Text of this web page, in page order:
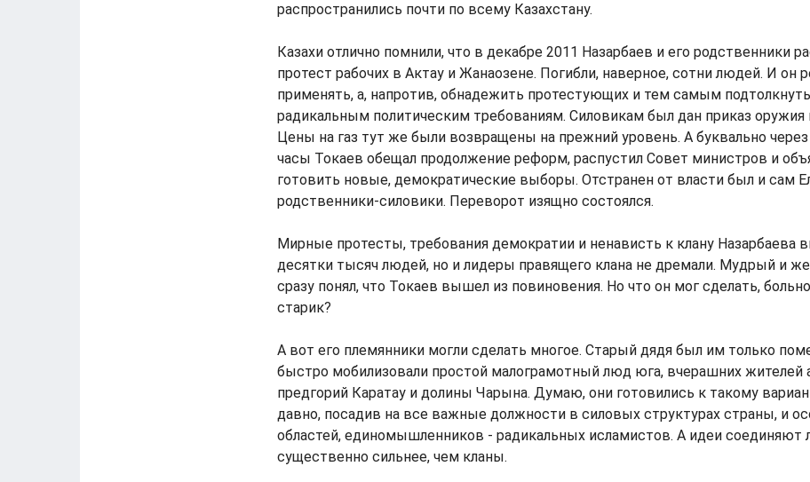
распространились почти по всему Казахстану.
Казахи отлично помнили, что в декабре 2011 Назарбаев и его родственники
протест рабочих в Актау и Жанаозене. Погибли, наверное, сотни людей. И он
применять, а, напротив, обнадежить протестующих и тем самым
радикальным политическим требованиям. Силовикам был дан приказ оружия
Цены на газ тут же были возвращены на прежний уровень. А буквально
часы Токаев обещал продолжение реформ, распустил Совет министров и
готовить новые, демократические выборы. Отстранен от власти был и сам
родственники-силовики. Переворот изящно состоялся.
Мирные протесты, требования демократии и ненависть к клану Назарбаева
десятки тысяч людей, но и лидеры правящего клана не дремали. Мудрый и
сразу понял, что Токаев вышел из повиновения. Но что он мог сделать,
старик?
А вот его племянники могли сделать многое. Старый дядя был им только
быстро мобилизовали простой малограмотный люд юга, вчерашних жителей
предгорий Каратау и долины Чарына. Думаю, они готовились к такому
давно, посадив на все важные должности в силовых структурах страны, и
областей, единомышленников - радикальных исламистов. А идеи соединяют
существенно сильнее, чем кланы.